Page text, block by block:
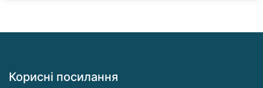
Корисні посилання